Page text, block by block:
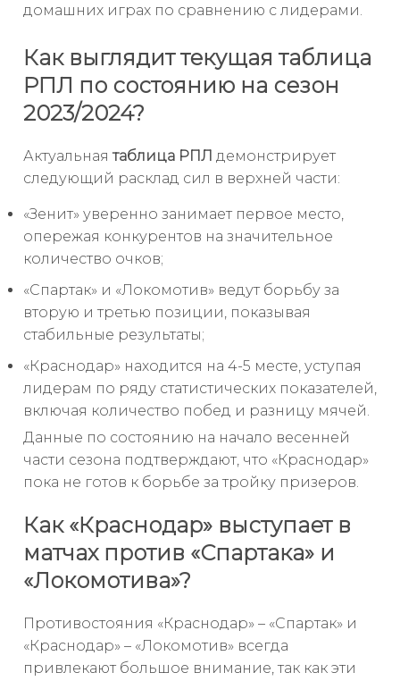
домашних играх по сравнению с лидерами.
Как выглядит текущая таблица
РПЛ по состоянию на сезон
2023/2024?
Актуальнаятаблица РПЛ демонстрирует
следующий расклад сил в верхней части:
«Зенит» уверенно занимает первое место,
опережая конкурентов на значительное
количество очков;
«Спартак» и «Локомотив» ведут борьбу за
вторую и третью позиции, показывая
стабильные результаты;
«Краснодар» находится на 4-5 месте, уступая
лидерам по ряду статистических показателей,
включая количество побед и разницу мячей.
Данные по состоянию на начало весенней
части сезона подтверждают, что «Краснодар»
пока не готов к борьбе за тройку призеров.
Как «Краснодар» выступает в
матчах против «Спартака» и
«Локомотива»?
Противостояния «Краснодар» – «Спартак» и
«Краснодар» – «Локомотив» всегда
привлекают большое внимание, так как эти